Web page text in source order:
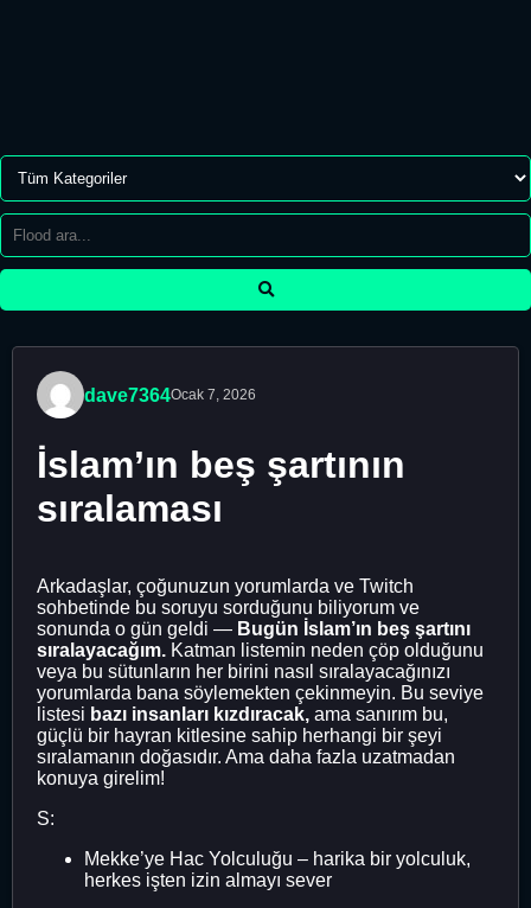
dave7364Ocak 7, 2026
İslam’ın beş şartının
sıralaması
Arkadaşlar, çoğunuzun yorumlarda ve Twitch
sohbetinde bu soruyu sorduğunu biliyorum ve
sonunda o gün geldi — Bugün İslam’ın beş şartını
sıralayacağım. Katman listemin neden çöp olduğunu
veya bu sütunların her birini nasıl sıralayacağınızı
yorumlarda bana söylemekten çekinmeyin. Bu seviye
listesi bazı insanları kızdıracak, ama sanırım bu,
güçlü bir hayran kitlesine sahip herhangi bir şeyi
sıralamanın doğasıdır. Ama daha fazla uzatmadan
konuya girelim!
S:
Mekke’ye Hac Yolculuğu – harika bir yolculuk,
herkes işten izin almayı sever